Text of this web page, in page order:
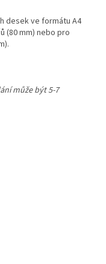
desek ve formátu A4
(80 mm) nebo pro
může být 5-7